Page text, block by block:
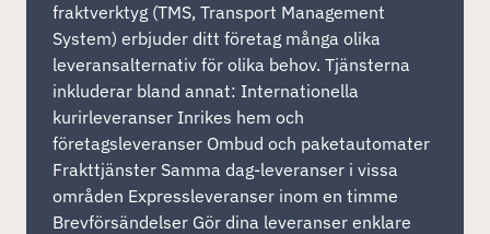
fraktverktyg (TMS, Transport Management
System) erbjuder ditt företag många olika
leveransalternativ för olika behov. Tjänsterna
inkluderar bland annat: Internationella
kurirleveranser Inrikes hem och
företagsleveranser Ombud och paketautomater
Frakttjänster Samma dag-leveranser i vissa
områden Expressleveranser inom en timme
Brevförsändelser Gör dina leveranser enklare